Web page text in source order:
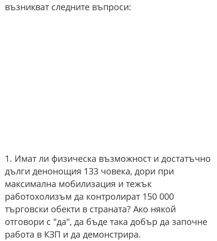
възникват следните въпроси:
1. Имат ли физическа възможност и достатъчно
дълги денонощия 133 човека, дори при
максимална мобилизация и тежък
работохолизъм да контролират 150 000
търговски обекти в страната? Ако някой
отговори с "да", да бъде така добър да започне
работа в КЗП и да демонстрира.